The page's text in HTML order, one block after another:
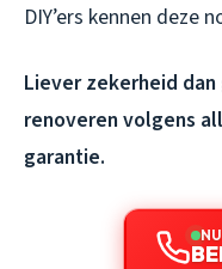
DIY’ers kennen deze
Liever zekerheid dan
renoveren volgens
garantie.